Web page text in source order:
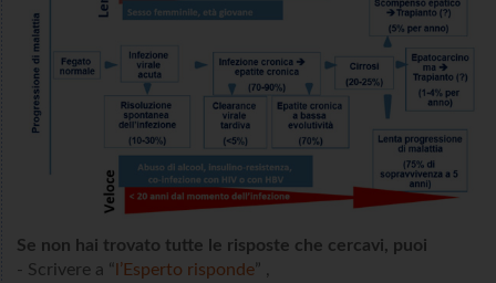
Se non hai trovato tutte le risposte che cercavi, puoi
- Scrivere a “ l’Esperto risponde” ,